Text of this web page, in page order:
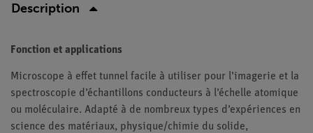
Description
Fonction et applications
Microscope à effet tunnel facile à utiliser pour l’imagerie et la
spectroscopie d’échantillons conducteurs à l’échelle atomique
ou moléculaire. Adapté à de nombreux types d’expériences en
science des matériaux, physique/chimie du solide,